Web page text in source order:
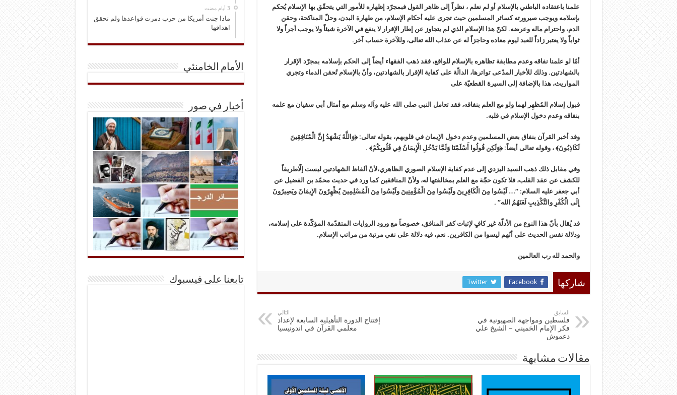
علمنا باعتقاده الباطني بالإسلام أو لم نعلم ، نظراً إلى ظاهر القول فبمجرّد إظهاره للأمور التي يتحقّق بها الإسلام يُحكم
بإسلامه ويوجب صيرورته كسائر المسلمين حيث تجرى عليه أحكام الإسلام، من طهارة البدن، وحلّ المناكحة، وحقن
الدم، واحترام ماله وعرضه. لكنّ هذا الإسلام الذي لم يتجاوز عن إطار الإقرار لا ينفع في الآخرة شيئاً ولا يوجب أجراً ولا
ثواباً ولا يعتبر زاداً للعبد ليوم معاده وحاجزاً له عن عذاب الله تعالى، وللآخرة حساب آخر.
أمّا لو علمنا نفاقه وعدم مطابقة تظاهره بالإسلام للواقع، فقد ذهب الفقهاء أيضاً إلى الحكم بإسلامه بمجرّد الإقرار
بالشهادتين. وذلك للأخبار المدّعى تواترها، الدالّة على كفاية الإقرار بالشهادتين، وأنّ بالإسلام تُحقن الدماء وتجري
المواريث، هذا بالإضافة إلى السيرة القطعيّة على
قبول إسلام المُظهِر لهما ولو مع العلم بنفاقه، فقد تعامل النبي صلى الله عليه وآله وسلم مع أمثال أبي سفيان مع علمه
بنفاقه وعدم دخول الإسلام في قلبه.
وقد أخبر القرآن بنفاق بعض المسلمين وعدم دخول الإيمان في قلوبهم، بقوله تعالى: ﴿وَاللَّهُ يَشْهَدُ إِنَّ الْمُنَافِقِينَ
لَكَاذِبُونَ﴾ ، وقوله تعالى أيضاً: ﴿وَلَكِن قُولُوا أَسْلَمْنَا وَلَمَّا يَدْخُلِ الْإِيمَانُ فِي قُلُوبِكُمْ﴾ .
وفي مقابل ذلك ذهب السيد اليزدي إلى عدم كفاية الإسلام الصوري الظاهري،لأنّ ألفاظ الشهادتين ليست إلّاطريقاً
للكشف عن عقد القلب، فلا تكون حجّة مع العلم بمخالفتها له، ولأنّ المنافقين كما ورد في حديث محمّد بن الفضيل عن
أبي جعفر عليه السلام: “… لَيْسُوا مِنَ الْكَافِرِينَ ولَيْسُوا مِنَ الْمُؤْمِنِينَ ولَيْسُوا مِنَ الْمُسْلِمِينَ يُظْهِرُونَ الإِيمَانَ ويَصِيرُونَ
إِلَى الْكُفْرِ والتَّكْذِيبِ لَعَنَهُمُ الله” .
قد يُقال بأنّ هذا النوع من الأدلّة غير كافٍ لإثبات كفر المنافق، خصوصاً مع ورود الروايات المتقدّمة المؤكّدة على إسلامه،
ودلالة نفس الحديث على أنّهم ليسوا من الكافرين. نعم، فيه دلالة على نفي مرتبة من مراتب الإسلام.
والحمد لله رب العالمين
شاركها Facebook
Twitter
السابق
فلسطين ومواجهة الصهيونية في
فكر الإمام الخميني – الشيخ علي
دعموش
التالي
إفتتاح الدورة التأهيلية السابعة لإعداد
معلمي القرآن في اندونيسيا
مقالات مشابهة
ماذا جنت أمريكا من حرب دمرت قواعدها ولم تحقق
اهدافها
الأمام الخامنئي
أخبار في صور
تابعنا على فيسبوك